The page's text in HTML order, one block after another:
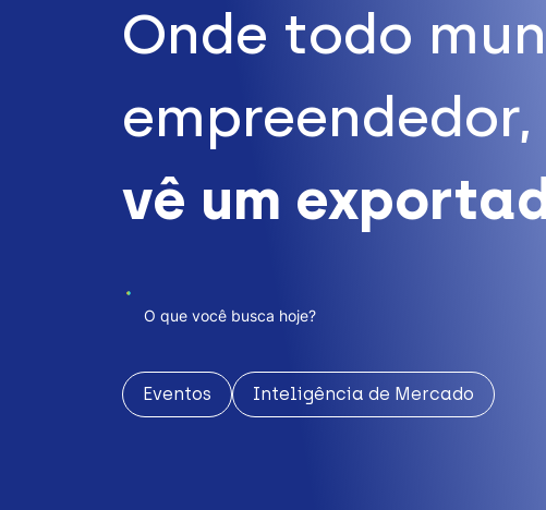
Onde todo
empreendedor,
vê um
Eventos Inteligência de Mercado